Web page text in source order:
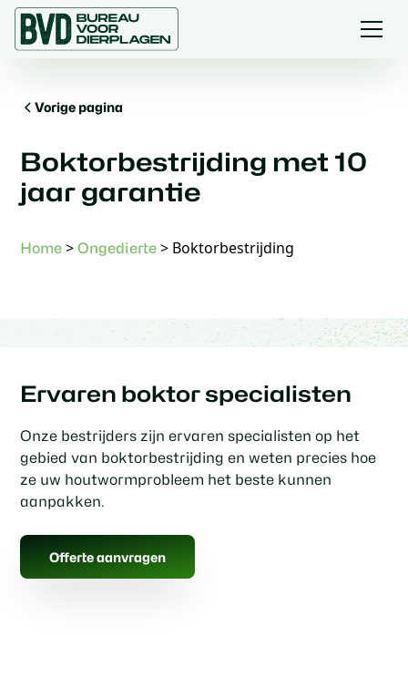
Vorige pagina
Boktorbestrijding met 10
jaar garantie
Home >Ongedierte > Boktorbestrijding
Ervaren boktor specialisten
Onze bestrijders zijn ervaren specialisten op het
gebied van boktorbestrijding en weten precies hoe
ze uw houtwormprobleem het beste kunnen
aanpakken.
Offerte aanvragen